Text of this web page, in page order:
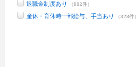
退職金制度あり （882件）
産休・育休時一部給与、手当あり （328件）